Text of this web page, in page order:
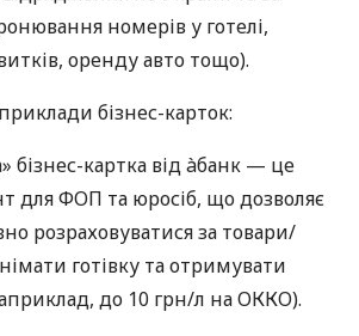
номерів у готелі,
оренду авто тощо).
бізнес-карток:
бізнес-картка від àбанк — це
для ФОП та юросіб, що дозволяє
розраховуватися за товари/
готівку та отримувати
до 10 грн/л на ОККО).